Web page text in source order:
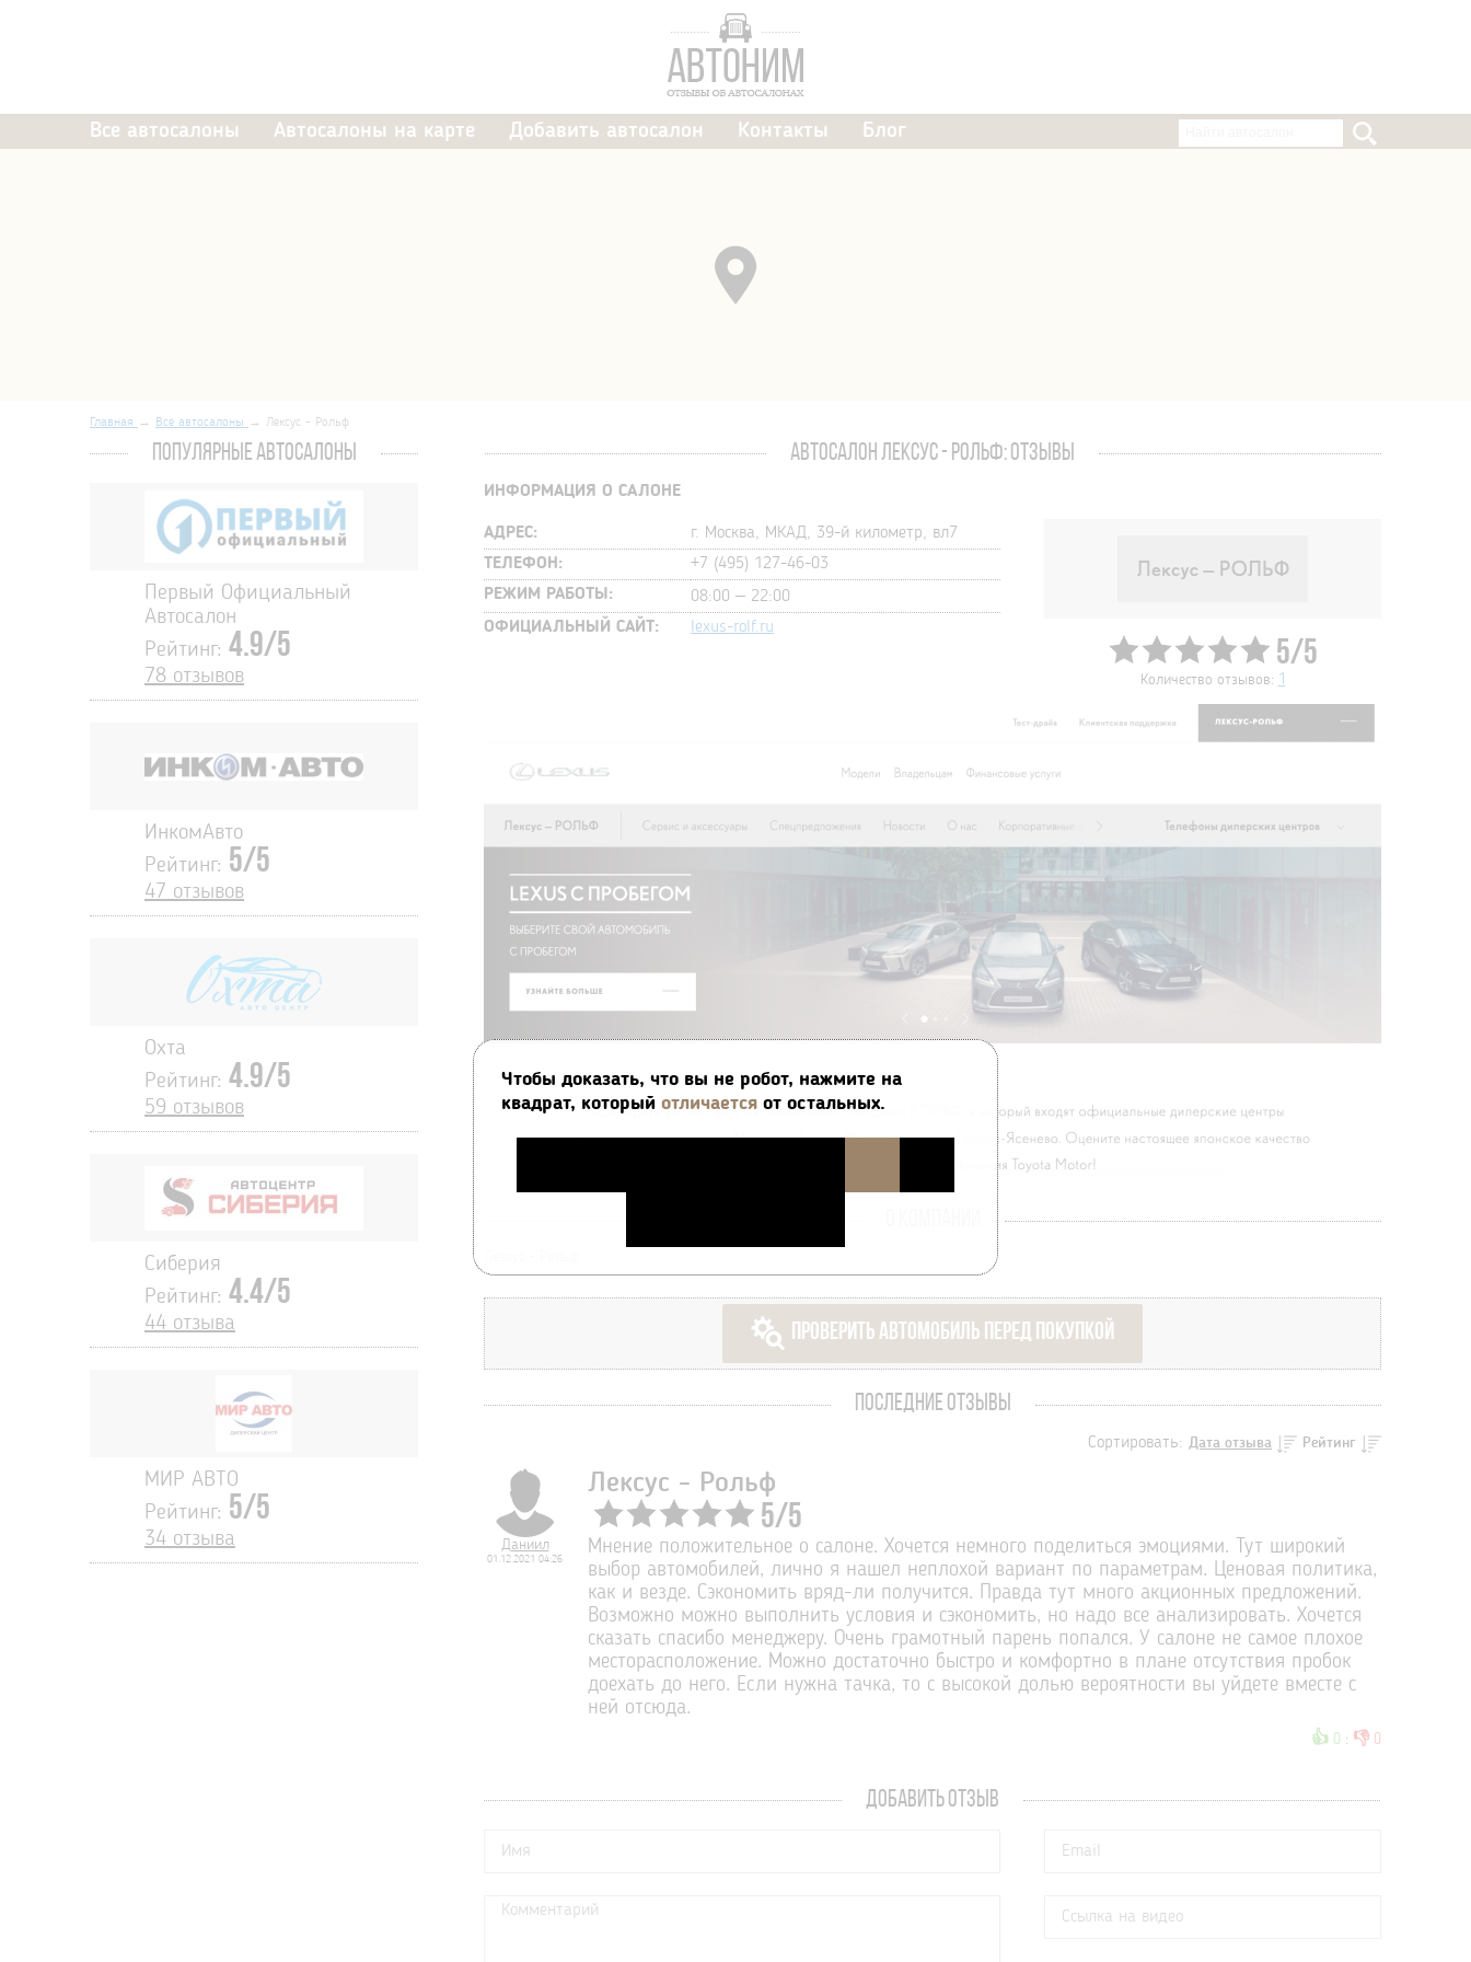
Все автосалоны Автосалоны на карте Добавить автосалон Контакты Блог
Главная Все автосалоны Лексус - Рольф
ПОПУЛЯРНЫЕ АВТОСАЛОНЫ
Первый Официальный
Автосалон
Рейтинг: 4.9/5
78 отзывов
ИнкомАвто
Рейтинг: 5/5
47 отзывов
Охта
Рейтинг: 4.9/5
59 отзывов
Сиберия
Рейтинг: 4.4/5
44 отзыва
МИР АВТО
Рейтинг: 5/5
34 отзыва
АВТОСАЛОН ЛЕКСУС - РОЛЬФ: ОТЗЫВЫ
ИНФОРМАЦИЯ О САЛОНЕ
АДРЕС:
г. Москва, МКАД, 39-й километр, вл7
ТЕЛЕФОН:
+7 (495) 127-46-03
РЕЖИМ РАБОТЫ:
08:00 – 22:00
ОФИЦИАЛЬНЫЙ САЙТ:
lexus-rolf.ru
5/5
Количество отзывов: 1
ПРОВЕРИТЬ АВТОМОБИЛЬ ПЕРЕД ПОКУПКОЙ
ПОСЛЕДНИЕ ОТЗЫВЫ
Сортировать: Дата отзыва Рейтинг
Даниил
01.12.2021 04:26
Лексус - Рольф
5/5
Мнение положительное о салоне. Хочется немного поделиться эмоциями. Тут широкий
выбор автомобилей, лично я нашел неплохой вариант по параметрам. Ценовая политика,
как и везде. Сэкономить вряд-ли получится. Правда тут много акционных предложений.
Возможно можно выполнить условия и сэкономить, но надо все анализировать. Хочется
сказать спасибо менеджеру. Очень грамотный парень попался. У салоне не самое плохое
месторасположение. Можно достаточно быстро и комфортно в плане отсутствия пробок
доехать до него. Если нужна тачка, то с высокой долью вероятности вы уйдете вместе с
ней отсюда.
👍 0 : 👎 0
ДОБАВИТЬ ОТЗЫВ
Чтобы доказать, что вы не робот, нажмите на
квадрат, который отличается от остальных.